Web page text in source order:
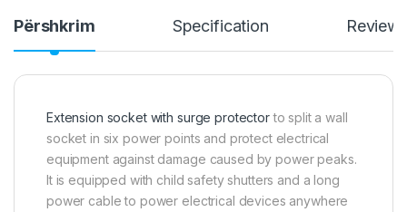
Përshkrim Specification
Extension socket with surge protectorto split a wall
socket in six power points and protect electrical
equipment against damage caused by power peaks.
It is equipped with child safety shutters and a long
power cable to power electrical devices anywhere